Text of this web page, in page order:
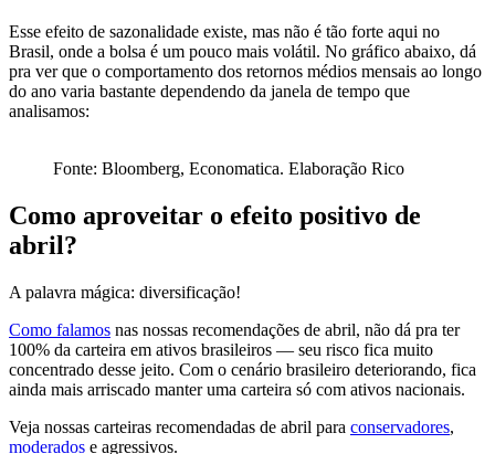
Esse efeito de sazonalidade existe, mas não é tão forte aqui no
Brasil, onde a bolsa é um pouco mais volátil. No gráfico abaixo, dá
pra ver que o comportamento dos retornos médios mensais ao longo
do ano varia bastante dependendo da janela de tempo que
analisamos:
Fonte: Bloomberg, Economatica. Elaboração Rico
Como aproveitar o efeito positivo de
abril?
A palavra mágica: diversificação!
Como falamos nas nossas recomendações de abril, não dá pra ter
100% da carteira em ativos brasileiros — seu risco fica muito
concentrado desse jeito. Com o cenário brasileiro deteriorando, fica
ainda mais arriscado manter uma carteira só com ativos nacionais.
Veja nossas carteiras recomendadas de abril para conservadores,
moderados e agressivos.